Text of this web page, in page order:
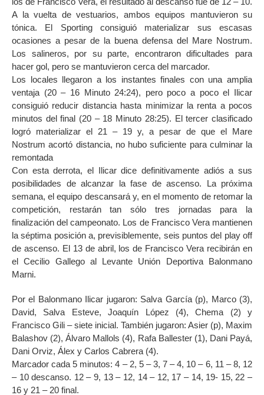
A la vuelta de vestuarios, ambos equipos mantuvieron su
tónica. El Sporting consiguió materializar sus escasas
ocasiones a pesar de la buena defensa del Mare Nostrum.
Los salineros, por su parte, encontraron dificultades para
hacer gol, pero se mantuvieron cerca del marcador.
Los locales llegaron a los instantes finales con una amplia
ventaja (20 – 16 Minuto 24:24), pero poco a poco el Ilicar
consiguió reducir distancia hasta minimizar la renta a pocos
minutos del final (20 – 18 Minuto 28:25). El tercer clasificado
logró materializar el 21 – 19 y, a pesar de que el Mare
Nostrum acortó distancia, no hubo suficiente para culminar la
remontada
Con esta derrota, el Ilicar dice definitivamente adiós a sus
posibilidades de alcanzar la fase de ascenso. La próxima
semana, el equipo descansará y, en el momento de retomar la
competición, restarán tan sólo tres jornadas para la
finalización del campeonato. Los de Francisco Vera mantienen
la séptima posición a, previsiblemente, seis puntos del play off
de ascenso. El 13 de abril, los de Francisco Vera recibirán en
el Cecilio Gallego al Levante Unión Deportiva Balonmano
Marni.
Por el Balonmano Ilicar jugaron: Salva García (p), Marco (3),
David, Salva Esteve, Joaquín López (4), Chema (2) y
Francisco Gili – siete inicial. También jugaron: Asier (p), Maxim
Balashov (2), Álvaro Mallols (4), Rafa Ballester (1), Dani Payá,
Dani Orviz, Álex y Carlos Cabrera (4).
Marcador cada 5 minutos: 4 – 2, 5 – 3, 7 – 4, 10 – 6, 11 – 8, 12
– 10 descanso. 12 – 9, 13 – 12, 14 – 12, 17 – 14, 19- 15, 22 –
16 y 21 – 20 final.